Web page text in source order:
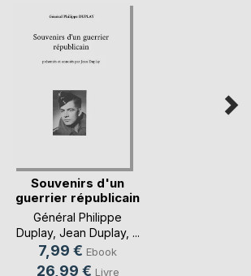
Souvenirs d'un
guerrier républicain
Général Philippe
Duplay, Jean Duplay, ...
7,99 € Ebook
26,99 € Livre